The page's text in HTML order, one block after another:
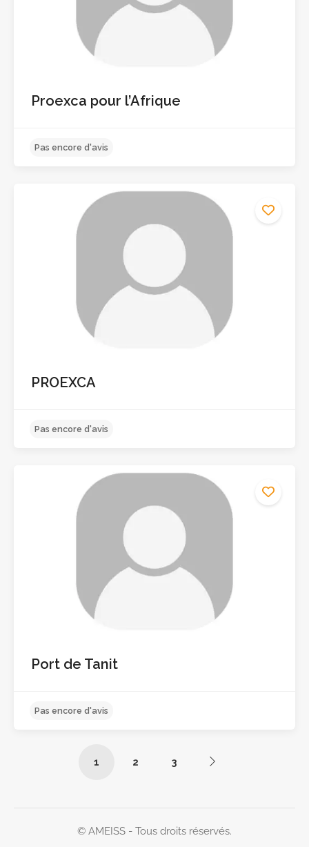
Proexca pour l’Afrique
Pas encore d'avis
PROEXCA
Pas encore d'avis
Port de Tanit
1 2 3
© AMEISS - Tous droits réservés.